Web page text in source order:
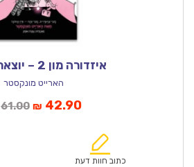
איזדורה מון 2 – יוצאת לנופש
הארייט מונקסטר
61.00המחיר
₪61.00.
₪ 42.90המחיר
הוא:
כתוב חוות דעת